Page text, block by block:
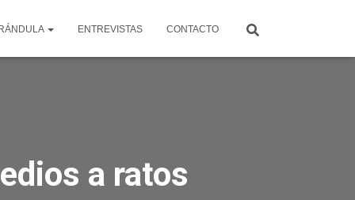
ENTREVISTAS CONTACTO
a ratos